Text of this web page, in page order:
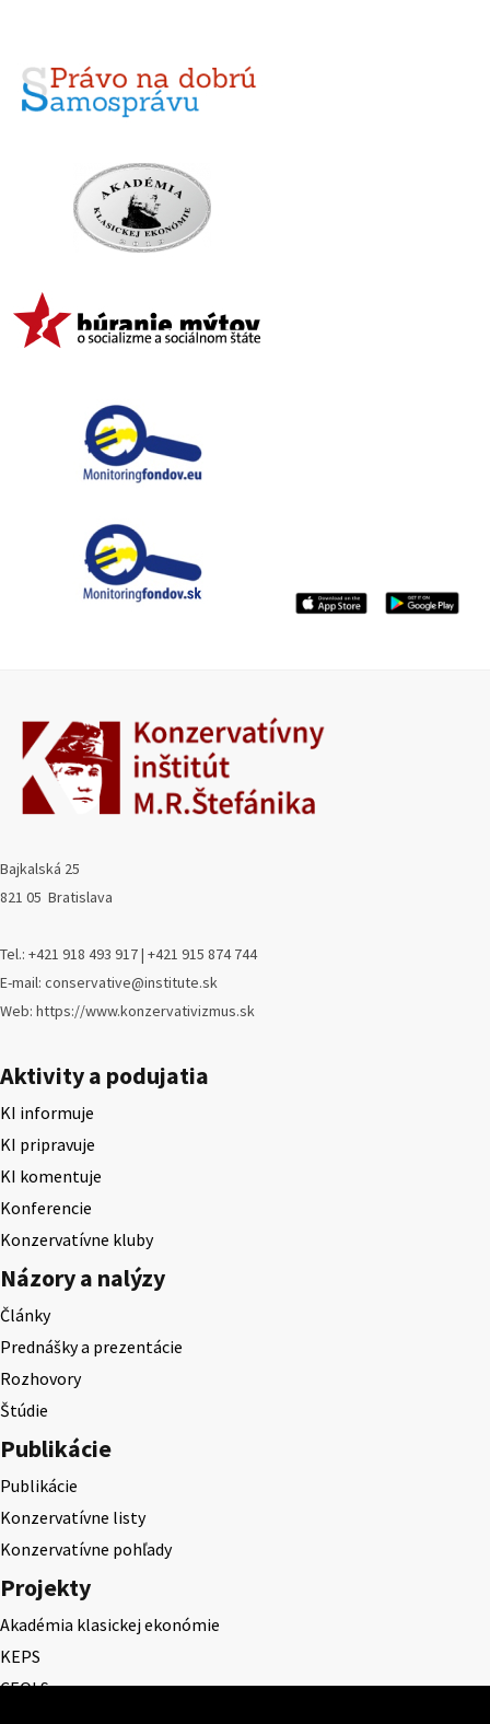
Bajkalská 25
821 05 Bratislava
Tel.: +421 918 493 917 | +421 915 874 744
E-mail: conservative@institute.sk
Web: https://www.konzervativizmus.sk
Aktivity a podujatia
KI informuje
KI pripravuje
KI komentuje
Konferencie
Konzervatívne kluby
Názory a nalýzy
Články
Prednášky a prezentácie
Rozhovory
Štúdie
Publikácie
Publikácie
Konzervatívne listy
Konzervatívne pohľady
Projekty
Akadémia klasickej ekonómie
KEPS
CEQLS